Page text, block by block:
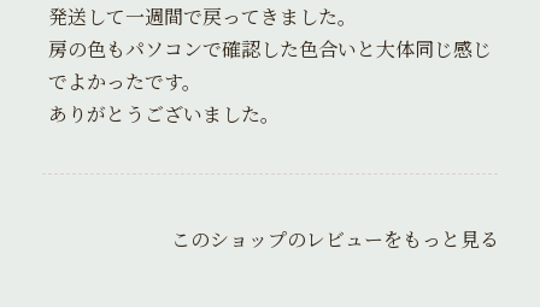
発送して一週間で戻ってきました。
房の色もパソコンで確認した色合いと大体同じ感じ
でよかったです。
ありがとうございました。
このショップのレビューをもっと見る